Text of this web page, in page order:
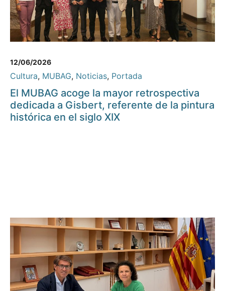
12/06/2026
Cultura, MUBAG, Noticias, Portada
El MUBAG acoge la mayor retrospectiva
dedicada a Gisbert, referente de la pintura
histórica en el siglo XIX